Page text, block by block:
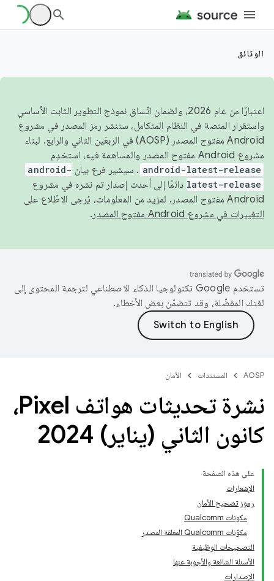
الوثائق
اعتبارًا من عام 2026، ولضمان اتّساق نموذج التطوير الثابت الأساسي
واستقرار المنصة في النظام المتكامل، سننشر رمز المصدر في مشروع
Android مفتوح المصدر (AOSP) في الربعَين الثاني والرابع. لبناء
مشروع Android مفتوح المصدر والمساهمة فيه، استخدِم
android-latest-release . سيشير فرع بيان android-
latest-release دائمًا إلى أحدث إصدار تم نشره في مشروع
Android مفتوح المصدر. لمزيد من المعلومات، يُرجى الاطّلاع على
التغييرات في مشروع Android مفتوح المصدر
.
تستخدم Google تكنولوجيا الذكاء الاصطناعي لترجمة المحتوى إلى
لغتك المفضّلة، وقد تتضمّن بعض الأخطاء.
AOSP المستندات الأمان
نشرة تحديثات هواتف Pixel،
كانون الثاني (يناير) 2024
على هذه الصفحة
الإشعارات
رموز تصحيح الأمان
مكونات Qualcomm
مكوّنات Qualcomm المغلقة المصدر
التصحيحات الوظيفية
الأسئلة الشائعة والأجوبة عنها
الإصدارات